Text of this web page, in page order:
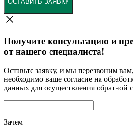
ОСТАВИТЬ ЗАЯВКУ
Получите консультацию и
от нашего специалиста!
Оставьте заявку, и мы перезвоним
необходимо ваше согласие на
данных для осуществления обратной
Зачем